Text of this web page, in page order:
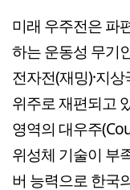
미래 우주전은 파
하는 운동성 무기
전자전(재밍)·지
위주로 재편되고
영역의 대우주
위성체 기술이 부
버 능력으로 한국